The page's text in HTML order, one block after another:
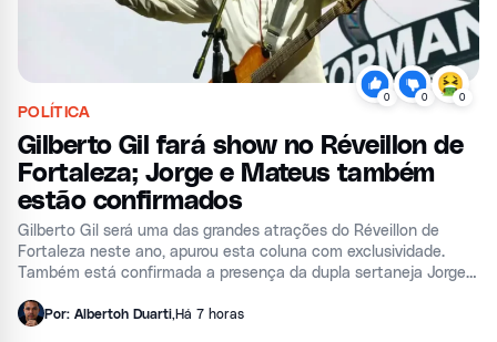
0 0 0
POLÍTICA
Gilberto Gil fará show no Réveillon de
Fortaleza; Jorge e Mateus também
estão confirmados
Gilberto Gil será uma das grandes atrações do Réveillon de
Fortaleza neste ano, apurou esta coluna com exclusividade.
Também está confirmada a presença da dupla sertaneja Jorge e
Iracema.&
Por: Albertoh Duarti Há 7 horas